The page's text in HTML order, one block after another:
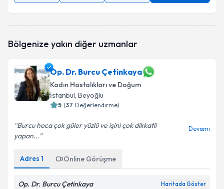
Bölgenize yakın diğer uzmanlar
Op. Dr. Burcu Çetinkaya
Kadın Hastalıkları ve Doğum
İstanbul, Beyoğlu
5 (37 Değerlendirme)
Burcu hoca çok güler yüzlü ve işini çok dikkatli
yapan...
Devamı
Adres 1 Online Görüşme
Op. Dr. Burcu Çetinkaya Haritada Göster